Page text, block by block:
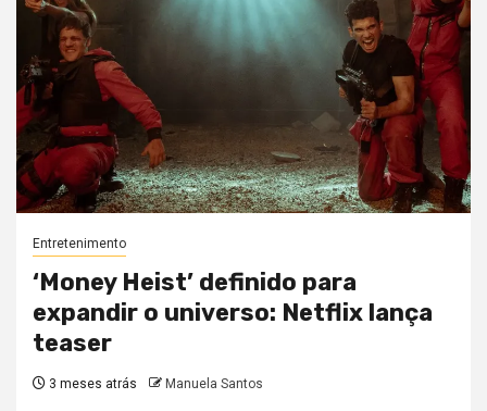
Entretenimento
‘Money Heist’ definido para
expandir o universo: Netflix lança
teaser
3 meses atrás Manuela Santos